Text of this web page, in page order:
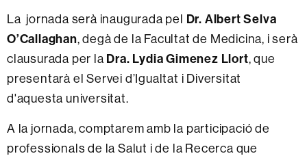
La jornada serà inaugurada pel Dr. Albert Selva
O’Callaghan, degà de la Facultat de Medicina, i serà
clausurada per la Dra. Lydia Gimenez Llort, que
presentarà el Servei d’Igualtat i Diversitat
d'aquesta universitat.
A la jornada, comptarem amb la participació de
professionals de la Salut i de la Recerca que